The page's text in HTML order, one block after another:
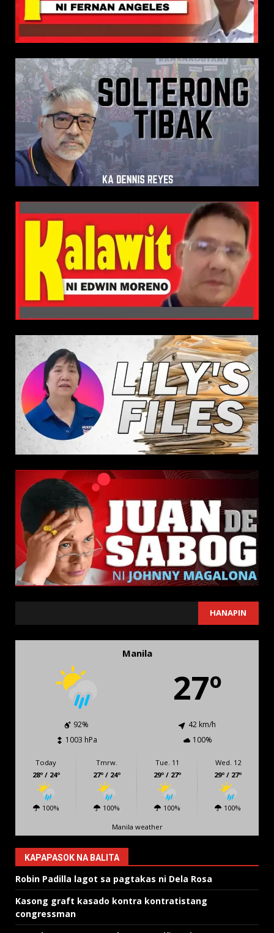
HANAPIN
Manila
27º
92%
42 km/h
1003 hPa
100%
Today
28º / 24º
100%
Tmrw.
27º / 24º
100%
Tue. 11
29º / 27º
100%
Wed. 12
29º / 27º
100%
Manila weather
KAPAPASOK NA BALITA
Robin Padilla lagot sa pagtakas ni Dela Rosa
Kasong graft kasado kontra kontratistang
congressman